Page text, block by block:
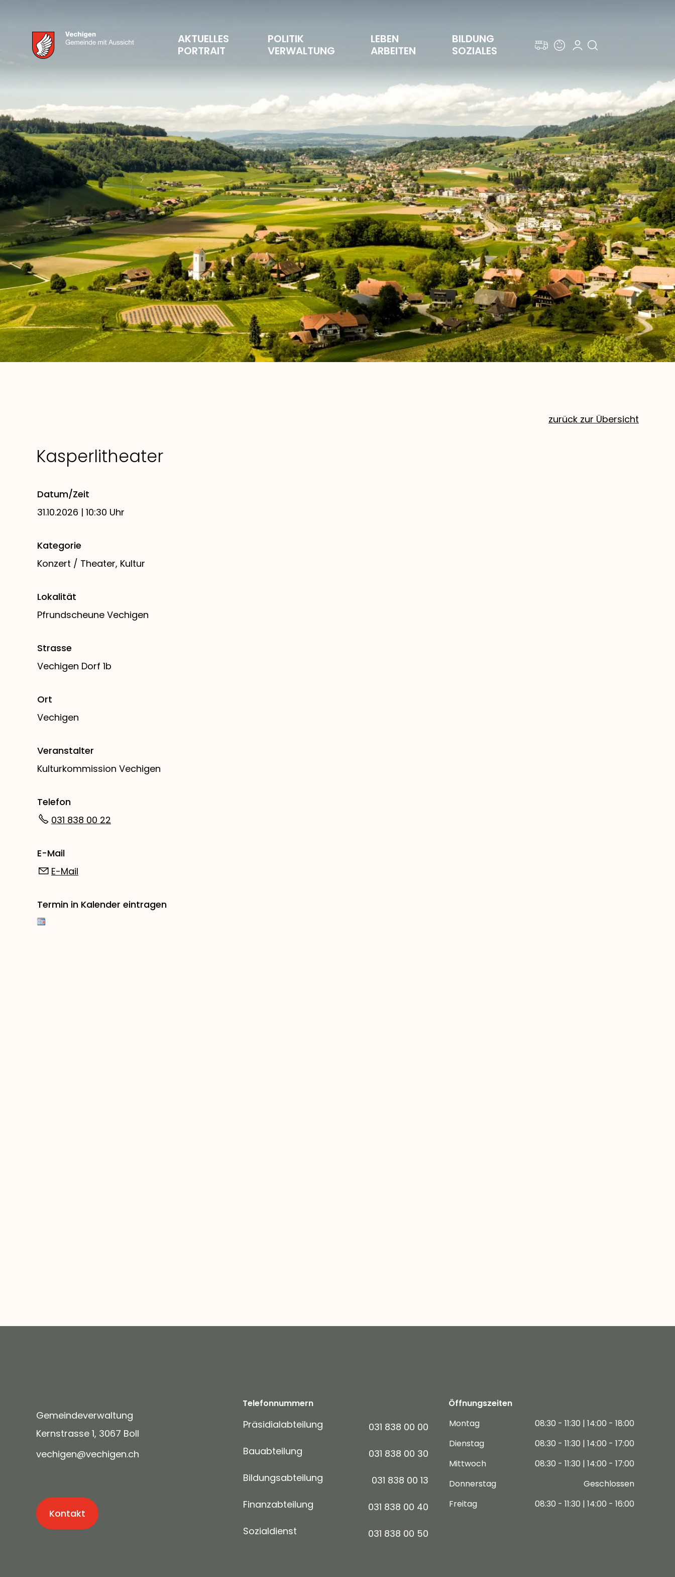
AKTUELLES
PORTRAIT
POLITIK
VERWALTUNG
LEBEN
ARBEITEN
BILDUNG
SOZIALES
zurück zur Übersicht
Kasperlitheater
Datum/Zeit
31.10.2026 | 10:30 Uhr
Kategorie
Konzert / Theater, Kultur
Lokalität
Pfrundscheune Vechigen
Strasse
Vechigen Dorf 1b
Ort
Vechigen
Veranstalter
Kulturkommission Vechigen
Telefon
031 838 00 22
E-Mail
E-Mail
Termin in Kalender eintragen
Gemeindeverwaltung
Kernstrasse 1, 3067 Boll
v ch g n v ch g n ch
Kontakt
Telefonnummern
Präsidialabteilung
031 838 00 00
Bauabteilung
031 838 00 30
Bildungsabteilung
031 838 00 13
Finanzabteilung
031 838 00 40
Sozialdienst
031 838 00 50
Öffnungszeiten
Montag
08:30 - 11:30 | 14:00 - 18:00
Dienstag
08:30 - 11:30 | 14:00 - 17:00
Mittwoch
08:30 - 11:30 | 14:00 - 17:00
Donnerstag
Geschlossen
Freitag
08:30 - 11:30 | 14:00 - 16:00